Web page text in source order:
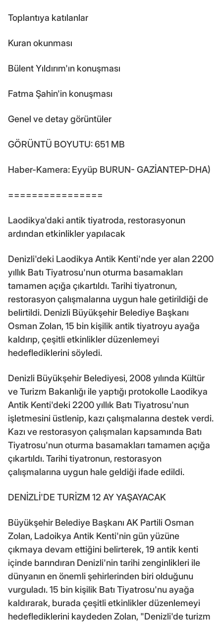
Toplantıya katılanlar
Kuran okunması
Bülent Yıldırım'ın konuşması
Fatma Şahin'in konuşması
Genel ve detay görüntüler
GÖRÜNTÜ BOYUTU: 651 MB
Haber-Kamera: Eyyüp BURUN- GAZİANTEP-DHA)
================
Laodikya'daki antik tiyatroda, restorasyonun
ardından etkinlikler yapılacak
Denizli'deki Laodikya Antik Kenti'nde yer alan 2200
yıllık Batı Tiyatrosu'nun oturma basamakları
tamamen açığa çıkartıldı. Tarihi tiyatronun,
restorasyon çalışmalarına uygun hale getirildiği de
belirtildi. Denizli Büyükşehir Belediye Başkanı
Osman Zolan, 15 bin kişilik antik tiyatroyu ayağa
kaldırıp, çeşitli etkinlikler düzenlemeyi
hedeflediklerini söyledi.
Denizli Büyükşehir Belediyesi, 2008 yılında Kültür
ve Turizm Bakanlığı ile yaptığı protokolle Laodikya
Antik Kenti'deki 2200 yıllık Batı Tiyatrosu'nun
işletmesini üstlenip, kazı çalışmalarına destek verdi.
Kazı ve restorasyon çalışmaları kapsamında Batı
Tiyatrosu'nun oturma basamakları tamamen açığa
çıkartıldı. Tarihi tiyatronun, restorasyon
çalışmalarına uygun hale geldiği ifade edildi.
DENİZLİ'DE TURİZM 12 AY YAŞAYACAK
Büyükşehir Belediye Başkanı AK Partili Osman
Zolan, Ladoikya Antik Kenti'nin gün yüzüne
çıkmaya devam ettiğini belirterek, 19 antik kenti
içinde barındıran Denizli'nin tarihi zenginlikleri ile
dünyanın en önemli şehirlerinden biri olduğunu
vurguladı. 15 bin kişilik Batı Tiyatrosu'nu ayağa
kaldırarak, burada çeşitli etkinlikler düzenlemeyi
hedeflediklerini kaydeden Zolan, "Denizli'de turizm